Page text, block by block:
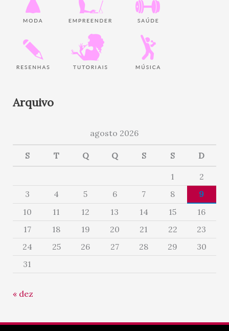
Arquivo
agosto 2026
S T Q Q S S D
1
2
3
4 5 6 7 8
9
10
11 12 13 14 15
16
17
18 19 20 21 22
23
24
25 26 27 28 29
30
31
« dez